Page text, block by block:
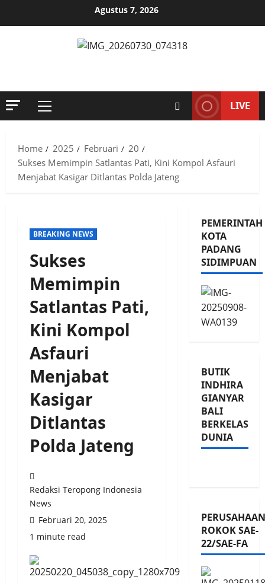
Agustus 7, 2026
Primary
LIVE
Home 2025 Februari
20
Sukses Memimpin Satlantas Pati, Kini Kompol Asfauri
Menjabat Kasigar Ditlantas Polda Jateng
BREAKING NEWS
Sukses
Memimpin
Satlantas Pati,
Kini Kompol
Asfauri
Menjabat
Kasigar
Ditlantas
Polda Jateng
Redaksi Teropong Indonesia
News
Februari 20, 2025
1 minute read
PEMERINTAH
KOTA
PADANG
SIDIMPUAN
BUTIK
INDHIRA
GIANYAR
BALI
BERKELAS
DUNIA
PERUSAHAAN
ROKOK SAE-
22/SAE-FA